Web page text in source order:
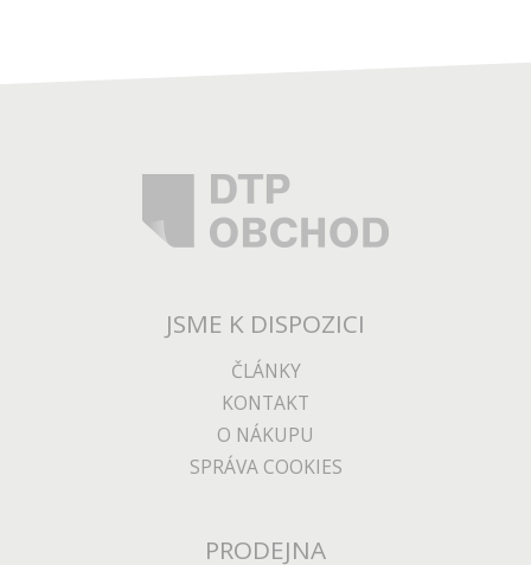
JSME K DISPOZICI
ČLÁNKY
KONTAKT
O NÁKUPU
SPRÁVA COOKIES
PRODEJNA